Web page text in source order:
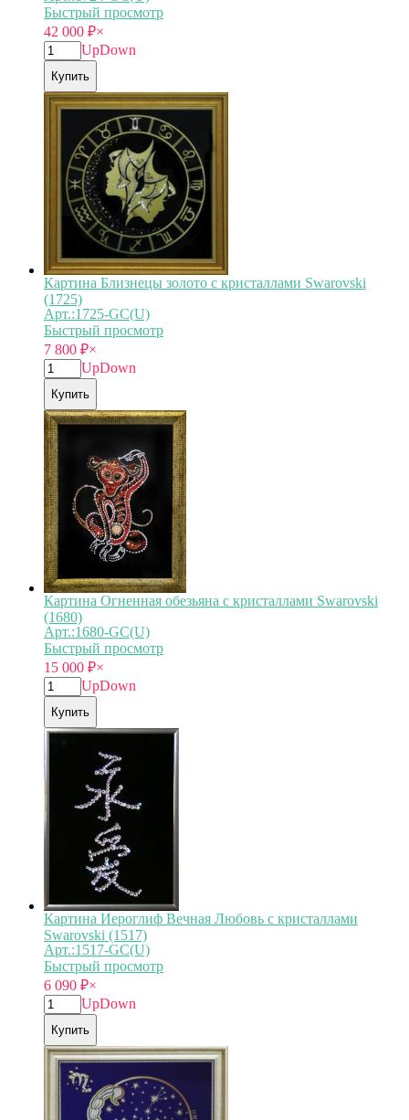
Быстрый просмотр
42 000 ₽×
UpDown
Купить
Картина Близнецы золото с кристаллами Swarovski
(1725)
Арт.:1725-GC(U)
Быстрый просмотр
7 800 ₽×
UpDown
Купить
Картина Огненная обезьяна с кристаллами Swarovski
(1680)
Арт.:1680-GC(U)
Быстрый просмотр
15 000 ₽×
UpDown
Купить
Картина Иероглиф Вечная Любовь с кристаллами
Swarovski (1517)
Арт.:1517-GC(U)
Быстрый просмотр
6 090 ₽×
UpDown
Купить